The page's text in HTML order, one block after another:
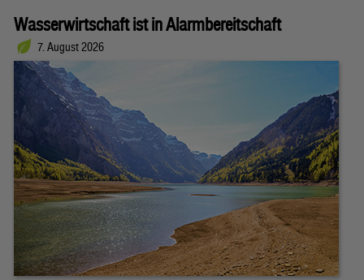
Wasserwirtschaft ist in Alarmbereitschaft
7. August 2026